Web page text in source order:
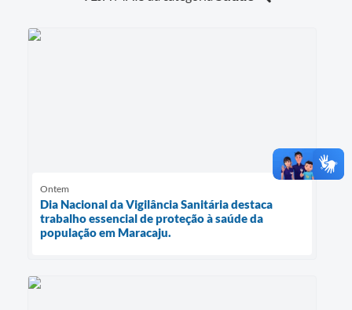
Ontem
Dia Nacional da Vigilância Sanitária destaca
trabalho essencial de proteção à saúde da
população em Maracaju.